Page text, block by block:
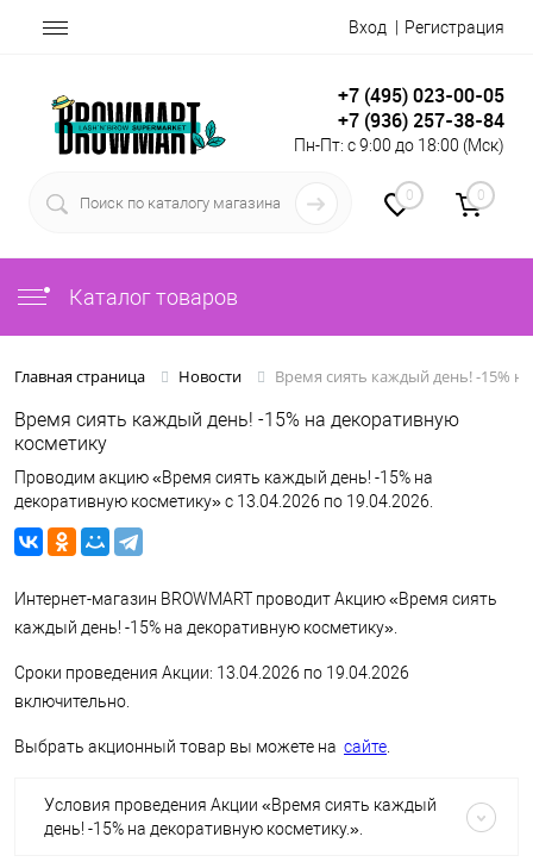
Вход Регистрация
+7 (495) 023-00-05
+7 (936) 257-38-84
Пн-Пт: с 9:00 до 18:00 (Мск)
0 0
Каталог товаров
Главная страница Новости Время сиять каждый день! -15%
Время сиять каждый день! -15% на декоративную
косметику
Проводим акцию «Время сиять каждый день! -15% на
декоративную косметику» с 13.04.2026 по 19.04.2026.
Интернет-магазин BROWMART проводит Акцию «Время сиять
каждый день! -15% на декоративную косметику».
Сроки проведения Акции: 13.04.2026 по 19.04.2026
включительно.
Выбрать акционный товар вы можете на сайте
Условия проведения Акции «Время сиять каждый
день! -15% на декоративную косметику.».